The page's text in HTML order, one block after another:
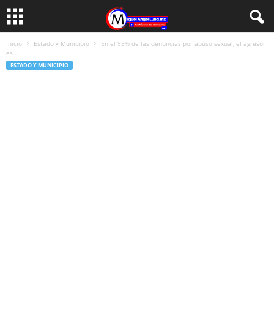
Inicio Estado y Municipio
En el 95% de las denuncias por abuso sexual, el agresor
es...
ESTADO Y MUNICIPIO